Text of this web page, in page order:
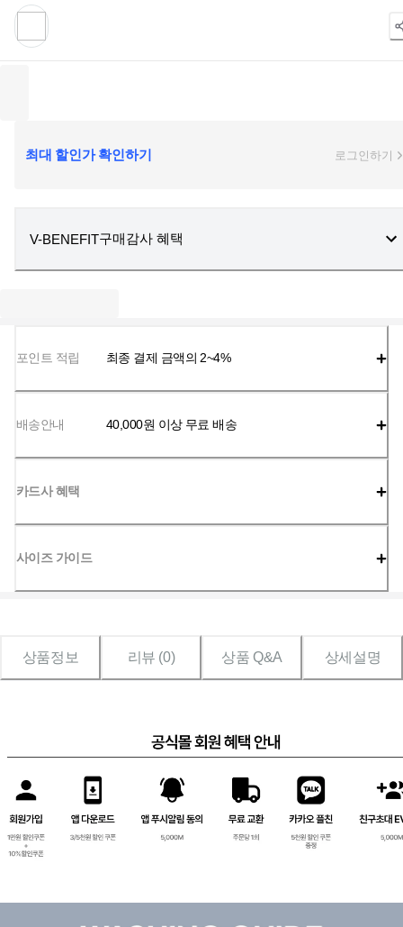
최대 할인가 확인하기 로그인하기
V-BENEFIT구매감사 혜택
포인트 적립 최종 결제 금액의 2~4%
배송안내 40,000원 이상 무료 배송
카드사 혜택
사이즈 가이드
상품정보 리뷰 (0) 상품 Q&A 상세설명